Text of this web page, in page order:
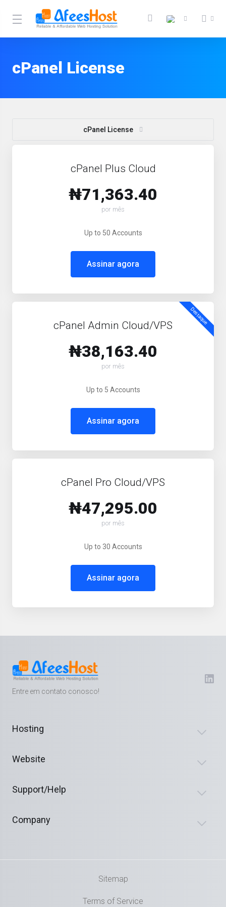
cPanel License
cPanel License
cPanel Plus Cloud
₦71,363.40
por mês
Up to 50 Accounts
Assinar agora
Destaque
cPanel Admin Cloud/VPS
₦38,163.40
por mês
Up to 5 Accounts
Assinar agora
cPanel Pro Cloud/VPS
₦47,295.00
por mês
Up to 30 Accounts
Assinar agora
Entre em contato conosco!
Hosting
Website
Support/Help
Company
Sitemap
Terms of Service